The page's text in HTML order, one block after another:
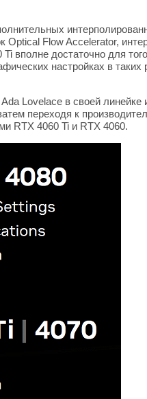
Optical Flow Accelerator,
вполне достаточно для
настройках в
Lovelace в своей
переходя к
RTX 4060 Ti и RTX 4060.